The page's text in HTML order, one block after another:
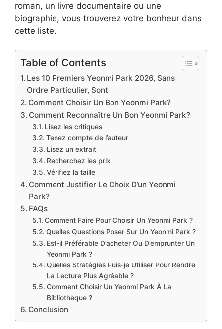
roman, un livre documentaire ou une
biographie, vous trouverez votre bonheur dans
cette liste.
Table of Contents
Les 10 Premiers Yeonmi Park 2026, Sans
Ordre Particulier, Sont
Comment Choisir Un Bon Yeonmi Park?
Comment Reconnaître Un Bon Yeonmi Park?
Lisez les critiques
Tenez compte de l’auteur
Lisez un extrait
Recherchez les prix
Vérifiez la taille
Comment Justifier Le Choix D’un Yeonmi
Park?
FAQs
Comment Faire Pour Choisir Un Yeonmi Park ?
Quelles Questions Poser Sur Un Yeonmi Park ?
Est-il Préférable D’acheter Ou D’emprunter Un
Yeonmi Park ?
Quelles Stratégies Puis-je Utiliser Pour Rendre
La Lecture Plus Agréable ?
Comment Choisir Un Yeonmi Park À La
Bibliothèque ?
Conclusion